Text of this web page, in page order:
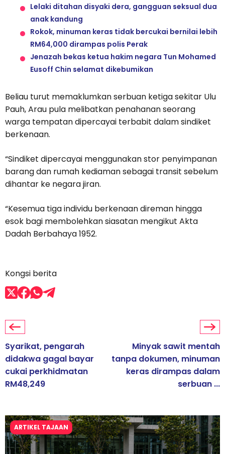
Lelaki ditahan disyaki dera, gangguan seksual dua
anak kandung
Rokok, minuman keras tidak bercukai bernilai lebih
RM64,000 dirampas polis Perak
Jenazah bekas ketua hakim negara Tun Mohamed
Eusoff Chin selamat dikebumikan
Beliau turut memaklumkan serbuan ketiga sekitar Ulu
Pauh, Arau pula melibatkan penahanan seorang
warga tempatan dipercayai terbabit dalam sindiket
berkenaan.
“Sindiket dipercayai menggunakan stor penyimpanan
barang dan rumah kediaman sebagai transit sebelum
dihantar ke negara jiran.
“Kesemua tiga individu berkenaan direman hingga
esok bagi membolehkan siasatan mengikut Akta
Dadah Berbahaya 1952.
Kongsi berita
Syarikat, pengarah
didakwa gagal bayar
cukai perkhidmatan
RM48,249
Minyak sawit mentah
tanpa dokumen, minuman
keras dirampas dalam
serbuan ...
ARTIKEL TAJAAN